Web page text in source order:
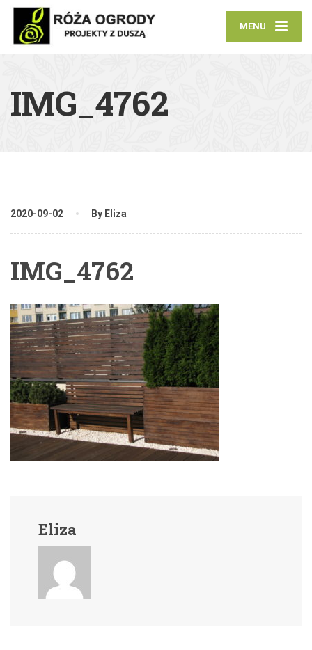
MENU
IMG_4762
2020-09-02 By Eliza
IMG_4762
Eliza